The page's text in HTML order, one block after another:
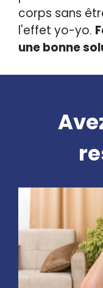
corps sans
l'effet yo-yo.
une bonne